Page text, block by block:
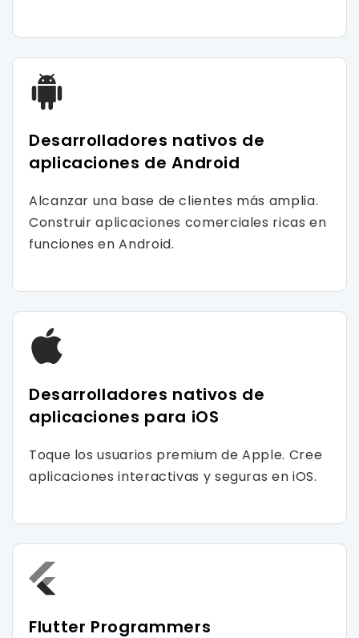
Desarrolladores nativos de
aplicaciones de Android
Alcanzar una base de clientes más amplia.
Construir aplicaciones comerciales ricas en
funciones en Android.
Desarrolladores nativos de
aplicaciones para iOS
Toque los usuarios premium de Apple. Cree
aplicaciones interactivas y seguras en iOS.
Flutter Programmers